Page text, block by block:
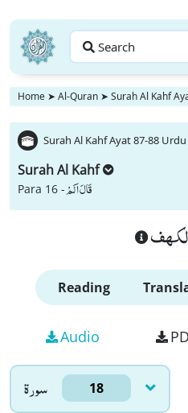
Search
Home ➤ Al-Quran ➤ Surah Al Kahf
Surah Al Kahf Ayat 87-88
Surah Al Kahf
Para 16 -قَالَ اَلَمْ
Reading
Audio
سورۃ 18